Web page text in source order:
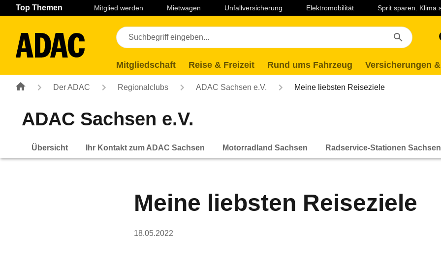
Navigation Seiteninhalt Fußzeile
Top Themen Mitglied werden Mietwagen Unfallversicherung Elektromobilität Sprit sparen. Klima
Mitgliedschaft Reise & Freizeit Rund ums Fahrzeug Versicherungen
Der ADAC Regionalclubs ADAC Sachsen e.V. Meine liebsten Reiseziele
ADAC Sachsen e.V.
Übersicht Ihr Kontakt zum ADAC Sachsen Motorradland Sachsen Radservice-Stationen Sachsen
Meine liebsten Reiseziele
18.05.2022